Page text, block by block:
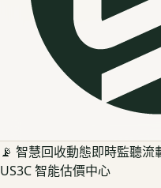
📡 智慧回收動態即時監聽流
US3C 智能估價中心